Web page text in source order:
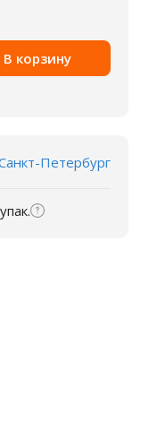
В корзину
Петербург